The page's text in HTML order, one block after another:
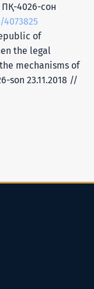
4026-сон
of
the legal
mechanisms of
son 23.11.2018 //